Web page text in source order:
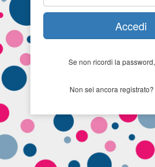
Accedi
Se non ricordi la password,
Non sei ancora registrato?